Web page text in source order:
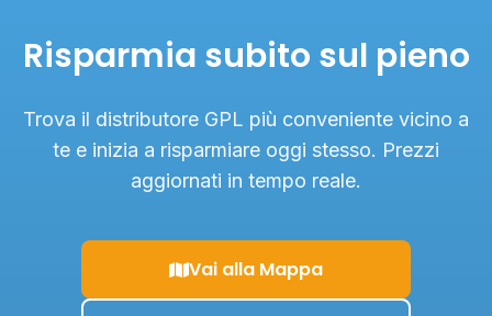
Risparmia subito sul pieno
Trova il distributore GPL più conveniente vicino a
te e inizia a risparmiare oggi stesso. Prezzi
aggiornati in tempo reale.
Vai alla Mappa